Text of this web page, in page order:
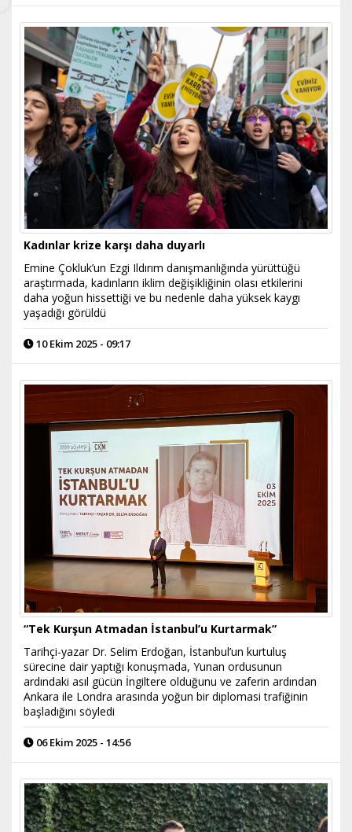
Kadınlar krize karşı daha duyarlı
Emine Çokluk’un Ezgi Ildırım danışmanlığında yürüttüğü
araştırmada, kadınların iklim değişikliğinin olası etkilerini
daha yoğun hissettiği ve bu nedenle daha yüksek kaygı
yaşadığı görüldü
10 Ekim 2025 - 09:17
“Tek Kurşun Atmadan İstanbul’u Kurtarmak”
Tarihçi-yazar Dr. Selim Erdoğan, İstanbul’un kurtuluş
sürecine dair yaptığı konuşmada, Yunan ordusunun
ardındaki asıl gücün İngiltere olduğunu ve zaferin ardından
Ankara ile Londra arasında yoğun bir diplomasi trafiğinin
başladığını söyledi
06 Ekim 2025 - 14:56